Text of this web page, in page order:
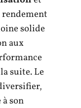
rendement
solide
aux
suite. Le
son